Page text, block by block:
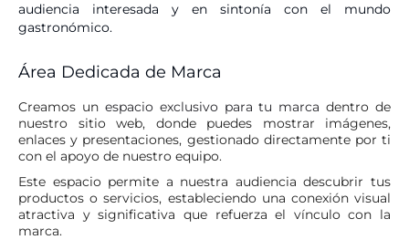
audiencia interesada y en sintonía con el mundo
gastronómico.
Área Dedicada de Marca
Creamos un espacio exclusivo para tu marca dentro de
nuestro sitio web, donde puedes mostrar imágenes,
enlaces y presentaciones, gestionado directamente por ti
con el apoyo de nuestro equipo.
Este espacio permite a nuestra audiencia descubrir tus
productos o servicios, estableciendo una conexión visual
atractiva y significativa que refuerza el vínculo con la
marca.